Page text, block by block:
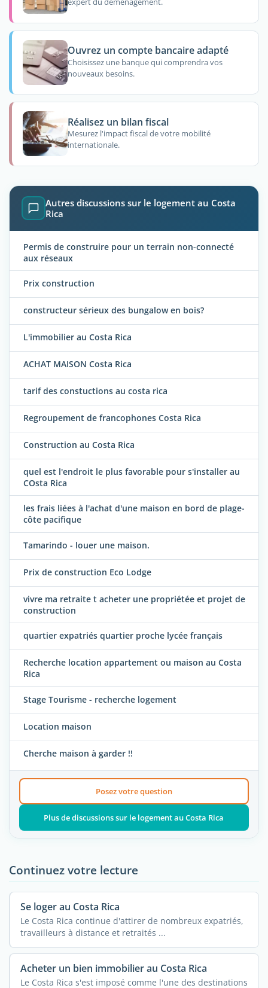
Ouvrez un compte bancaire adapté
Choisissez une banque qui comprendra vos
nouveaux besoins.
Réalisez un bilan fiscal
Mesurez l'impact fiscal de votre mobilité
internationale.
Autres discussions sur le logement au Costa
Rica
Permis de construire pour un terrain non-connecté
aux réseaux
Prix construction
constructeur sérieux des bungalow en bois?
L'immobilier au Costa Rica
ACHAT MAISON Costa Rica
tarif des constuctions au costa rica
Regroupement de francophones Costa Rica
Construction au Costa Rica
quel est l'endroit le plus favorable pour s'installer au
COsta Rica
les frais liées à l'achat d'une maison en bord de plage-
côte pacifique
Tamarindo - louer une maison.
Prix de construction Eco Lodge
vivre ma retraite t acheter une propriétée et projet de
construction
quartier expatriés quartier proche lycée français
Recherche location appartement ou maison au Costa
Rica
Stage Tourisme - recherche logement
Location maison
Cherche maison à garder !!
Posez votre question
Plus de discussions sur le logement au Costa Rica
Continuez votre lecture
Se loger au Costa Rica
Le Costa Rica continue d'attirer de nombreux expatriés,
travailleurs à distance et retraités ...
Acheter un bien immobilier au Costa Rica
Le Costa Rica s'est imposé comme l'une des destinations